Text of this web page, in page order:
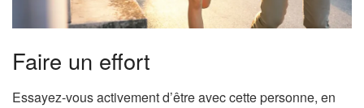
Faire un effort
Essayez-vous activement d’être avec cette personne, en